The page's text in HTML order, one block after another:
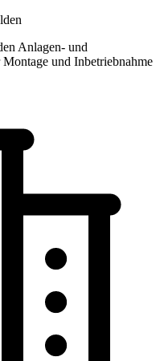
Anlagen- und
und Inbetriebnahme